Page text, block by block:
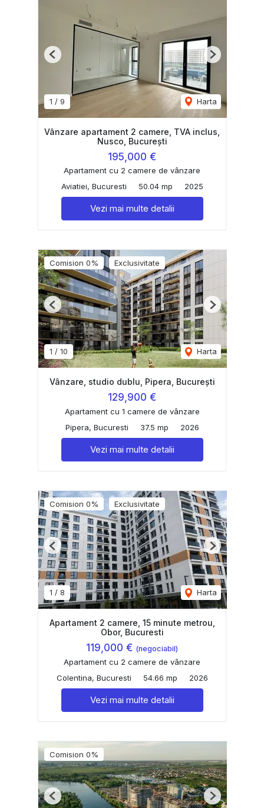
1 / 9 Harta
Previous Next
Vânzare apartament 2 camere, TVA inclus,
Nusco, București
195,000 €
Apartament cu 2 camere de vânzare
Aviatiei, Bucuresti
50.04 mp 2025
Vezi mai multe detalii
Comision 0% Exclusivitate
1 / 10 Harta
Previous Next
Vânzare, studio dublu, Pipera, București
129,900 €
Apartament cu 1 camere de vânzare
Pipera, Bucuresti
37.5 mp 2026
Vezi mai multe detalii
Comision 0% Exclusivitate
1 / 8 Harta
Previous Next
Apartament 2 camere, 15 minute metrou,
Obor, Bucuresti
119,000 € (negociabil)
Apartament cu 2 camere de vânzare
Colentina, Bucuresti
54.66 mp 2026
Vezi mai multe detalii
Comision 0%
Previous Next